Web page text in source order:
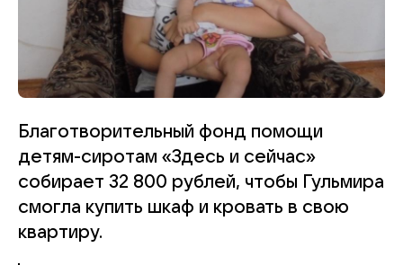
Благотворительный фонд помощи
детям-сиротам «Здесь и сейчас»
собирает 32 800 рублей, чтобы Гульмира
смогла купить шкаф и кровать в свою
квартиру.